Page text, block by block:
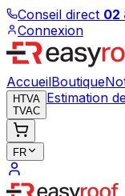
Conseil direct 02
Connexion
AccueilBoutique
HTVA
TVAC
Estimation
FR